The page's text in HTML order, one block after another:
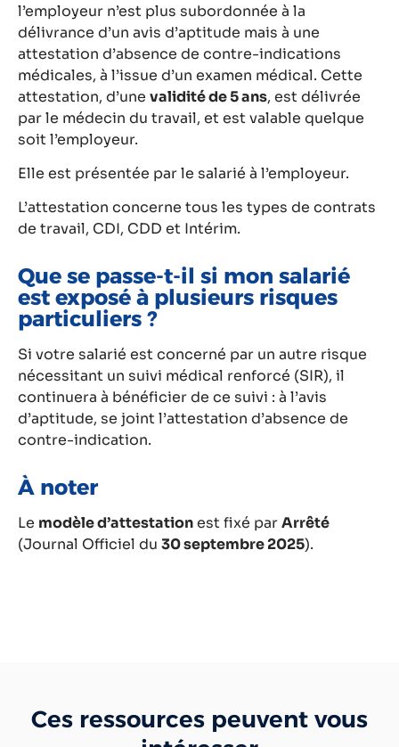
l’employeur n’est plus subordonnée à la
délivrance d’un avis d’aptitude mais à une
attestation d’absence de contre-indications
médicales, à l’issue d’un examen médical. Cette
attestation, d’une validité de 5 ans, est délivrée
par le médecin du travail, et est valable quelque
soit l’employeur.
Elle est présentée par le salarié à l’employeur.
L’attestation concerne tous les types de contrats
de travail, CDI, CDD et Intérim.
Que se passe-t-il si mon salarié
est exposé à plusieurs risques
particuliers ?
Si votre salarié est concerné par un autre risque
nécessitant un suivi médical renforcé (SIR), il
continuera à bénéficier de ce suivi : à l’avis
d’aptitude, se joint l’attestation d’absence de
contre-indication.
À noter
Le modèle d’attestationest fixé parArrêté
(Journal Officiel du 30 septembre 2025).
Ces ressources peuvent vous